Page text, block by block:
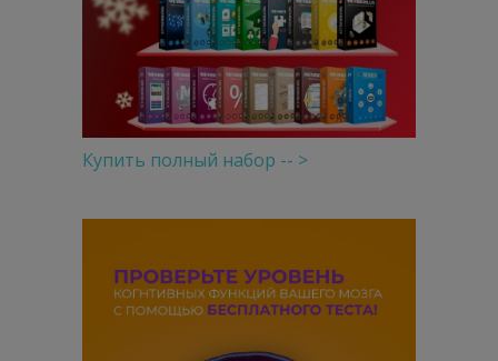
Купить полный набор -- >